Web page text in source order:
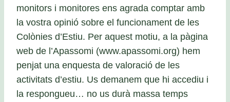
monitors i monitores ens agrada comptar amb
la vostra opinió sobre el funcionament de les
Colònies d’Estiu. Per aquest motiu, a la pàgina
web de l’Apassomi (www.apassomi.org) hem
penjat una enquesta de valoració de les
activitats d’estiu. Us demanem que hi accediu i
la respongueu… no us durà massa temps